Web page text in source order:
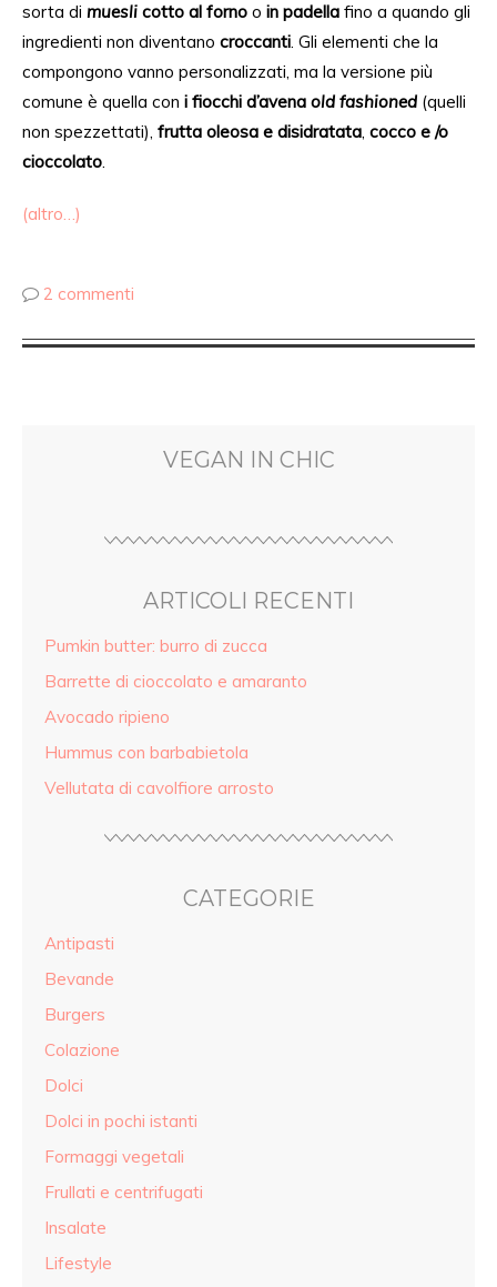
sorta di muesli cotto al forno o in padella fino a quando gli
ingredienti non diventano croccanti. Gli elementi che la
compongono vanno personalizzati, ma la versione più
comune è quella con i fiocchi d’avena old fashioned (quelli
non spezzettati), frutta oleosa e disidratata, cocco e /o
cioccolato.
(altro…)
2 commenti
VEGAN IN CHIC
ARTICOLI RECENTI
Pumkin butter: burro di zucca
Barrette di cioccolato e amaranto
Avocado ripieno
Hummus con barbabietola
Vellutata di cavolfiore arrosto
CATEGORIE
Antipasti
Bevande
Burgers
Colazione
Dolci
Dolci in pochi istanti
Formaggi vegetali
Frullati e centrifugati
Insalate
Lifestyle